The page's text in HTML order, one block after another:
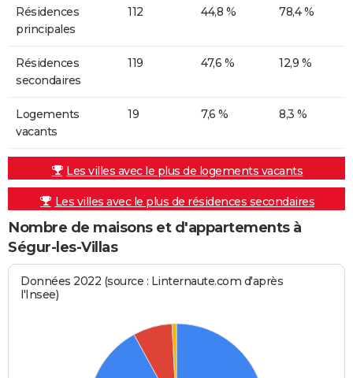
Résidences
principales
112 44,8 % 78,4 %
Résidences
secondaires
119 47,6 % 12,9 %
Logements
vacants
19 7,6 % 8,3 %
Les villes avec le plus de logements vacants
Les villes avec le plus de résidences secondaires
Nombre de maisons et d'appartements à
Ségur-les-Villas
Données 2022 (source : Linternaute.com d'après
l'Insee)